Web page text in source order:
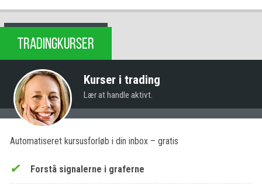
TRADINGKURSER
Kurser i trading
Lær at handle aktivt.
Automatiseret kursusforløb i din inbox – gratis
Forstå signalerne i graferne